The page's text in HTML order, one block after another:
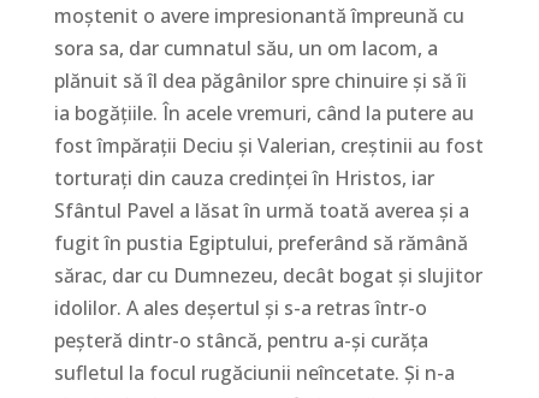
moștenit o avere impresionantă împreună cu
sora sa, dar cumnatul său, un om lacom, a
plănuit să îl dea păgânilor spre chinuire și să îi
ia bogățiile. În acele vremuri, când la putere au
fost împărații Deciu și Valerian, creștinii au fost
torturați din cauza credinței în Hristos, iar
Sfântul Pavel a lăsat în urmă toată averea și a
fugit în pustia Egiptului, preferând să rămână
sărac, dar cu Dumnezeu, decât bogat și slujitor
idolilor. A ales deșertul și s-a retras într-o
peșteră dintr-o stâncă, pentru a-și curăța
sufletul la focul rugăciunii neîncetate. Și n-a